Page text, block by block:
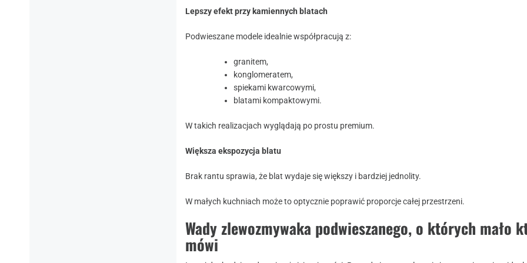
Lepszy efekt przy kamiennych blatach
Podwieszane modele idealnie współpracują z:
granitem,
konglomeratem,
spiekami kwarcowymi,
blatami kompaktowymi.
W takich realizacjach wyglądają po prostu premium.
Większa ekspozycja blatu
Brak rantu sprawia, że blat wydaje się większy i bardziej jednolity.
W małych kuchniach może to optycznie poprawić proporcje całej przestrzeni.
Wady zlewozmywaka podwieszanego, o których mało
mówi